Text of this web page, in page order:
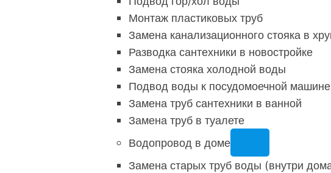
Монтаж пластиковых труб
Замена канализационного стояка в
Разводка сантехники в новостройке
Замена стояка холодной воды
Подвод воды к посудомоечной машине
Замена труб сантехники в ванной
Замена труб в туалете
Водопровод в доме
Замена старых труб воды (внутри